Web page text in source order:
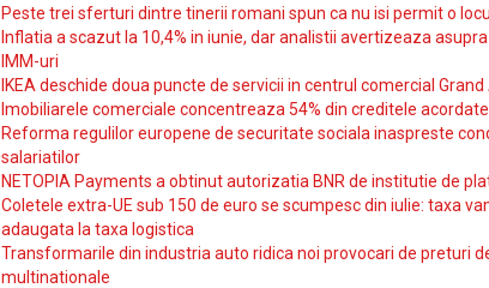
Peste trei sferturi dintre tinerii romani spun ca nu isi permit o
Inflatia a scazut la 10,4% in iunie, dar analistii avertizeaza
IMM-uri
IKEA deschide doua puncte de servicii in centrul comercial
Imobiliarele comerciale concentreaza 54% din creditele
Reforma regulilor europene de securitate sociala inaspreste
salariatilor
NETOPIA Payments a obtinut autorizatia BNR de institutie de
Coletele extra-UE sub 150 de euro se scumpesc din iulie: taxa
adaugata la taxa logistica
Transformarile din industria auto ridica noi provocari de preturi
multinationale